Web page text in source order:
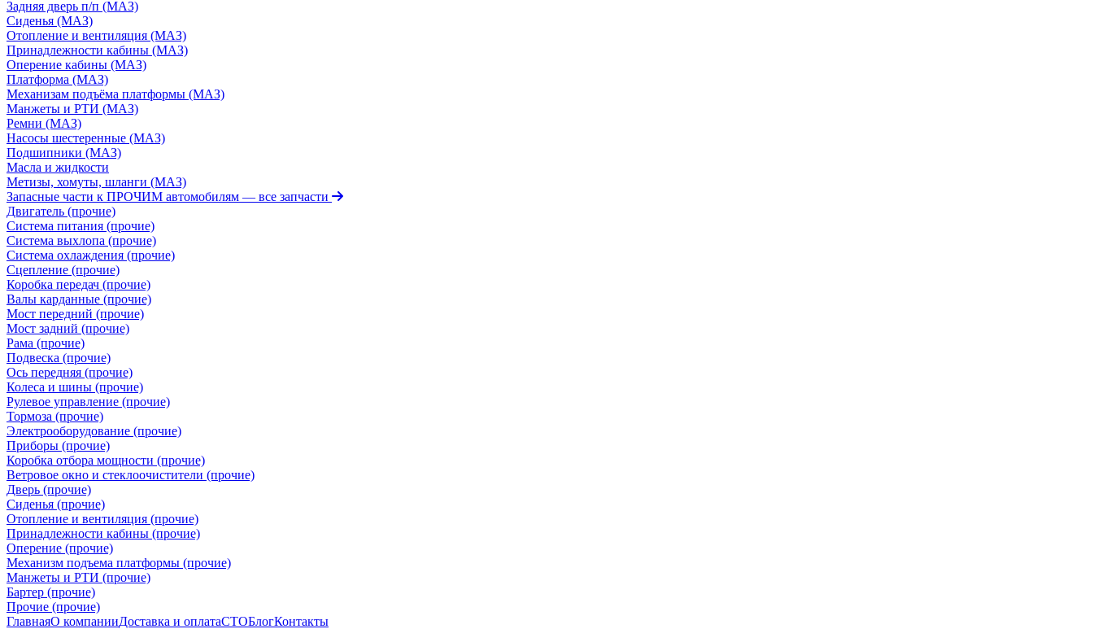
Задняя дверь п/п (МАЗ)
Сиденья (МАЗ)
Отопление и вентиляция (МАЗ)
Принадлежности кабины (МАЗ)
Оперение кабины (МАЗ)
Платформа (МАЗ)
Механизам подъёма платформы (МАЗ)
Манжеты и РТИ (МАЗ)
Ремни (МАЗ)
Насосы шестеренные (МАЗ)
Подшипники (МАЗ)
Масла и жидкости
Метизы, хомуты, шланги (МАЗ)
Запасные части к ПРОЧИМ автомобилям — все запчасти
Двигатель (прочие)
Система питания (прочие)
Система выхлопа (прочие)
Система охлаждения (прочие)
Сцепление (прочие)
Коробка передач (прочие)
Валы карданные (прочие)
Мост передний (прочие)
Мост задний (прочие)
Рама (прочие)
Подвеска (прочие)
Ось передняя (прочие)
Колеса и шины (прочие)
Рулевое управление (прочие)
Тормоза (прочие)
Электрооборудование (прочие)
Приборы (прочие)
Коробка отбора мощности (прочие)
Ветровое окно и стеклоочистители (прочие)
Дверь (прочие)
Сиденья (прочие)
Отопление и вентиляция (прочие)
Принадлежности кабины (прочие)
Оперение (прочие)
Механизм подъема платформы (прочие)
Манжеты и РТИ (прочие)
Бартер (прочие)
Прочие (прочие)
ГлавнаяО компанииДоставка и оплатаСТОБлогКонтакты